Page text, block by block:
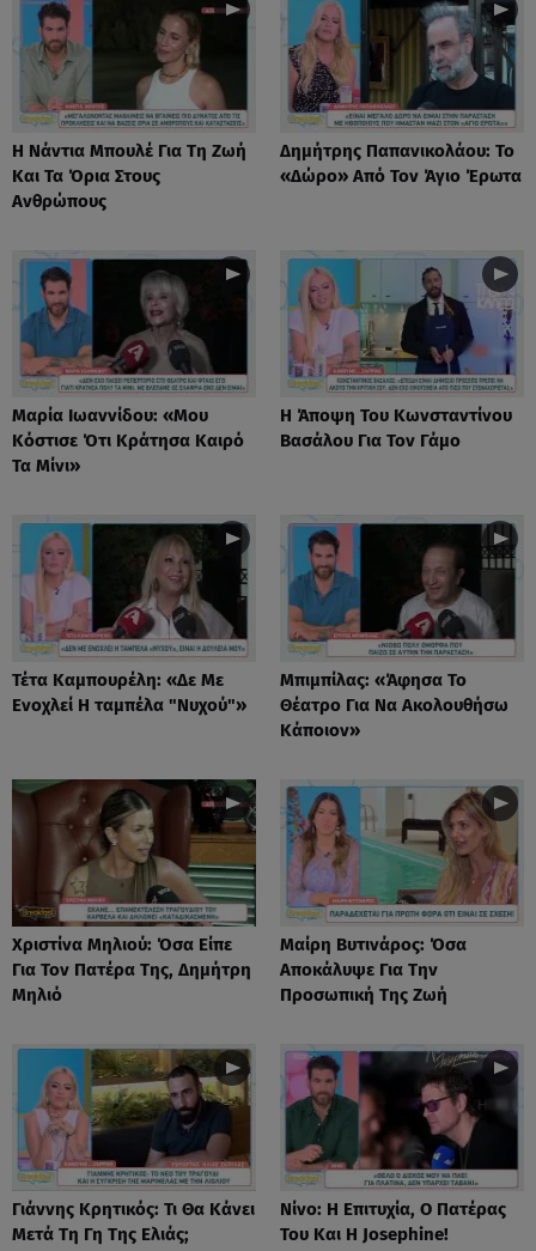
Η Νάντια Μπουλέ Για Τη Ζωή
Και Τα Όρια Στους
Ανθρώπους
Δημήτρης Παπανικολάου: Το
«Δώρο» Από Τον Άγιο Έρωτα
Μαρία Ιωαννίδου: «Μου
Κόστισε Ότι Κράτησα Καιρό
Τα Μίνι»
Η Άποψη Του Κωνσταντίνου
Βασάλου Για Τον Γάμο
Τέτα Καμπουρέλη: «Δε Mε
Eνοχλεί H ταμπέλα "Νυχού"»
Μπιμπίλας: «Άφησα Το
Θέατρο Για Να Ακολουθήσω
Κάποιον»
Χριστίνα Μηλιού: Όσα Είπε
Για Τον Πατέρα Της, Δημήτρη
Μηλιό
Μαίρη Βυτινάρος: Όσα
Αποκάλυψε Για Την
Προσωπική Της Ζωή
Γιάννης Κρητικός: Τι Θα Κάνει
Μετά Τη Γη Της Ελιάς;
Νίνο: Η Επιτυχία, Ο Πατέρας
Του Και Η Josephine!